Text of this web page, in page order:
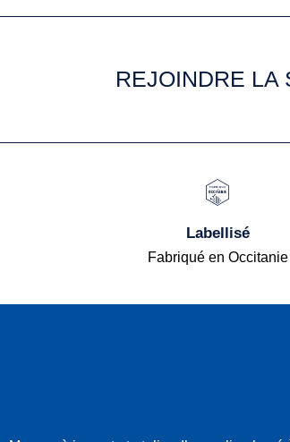
REJOINDRE LA
Labellisé
Fabriqué en Occitanie